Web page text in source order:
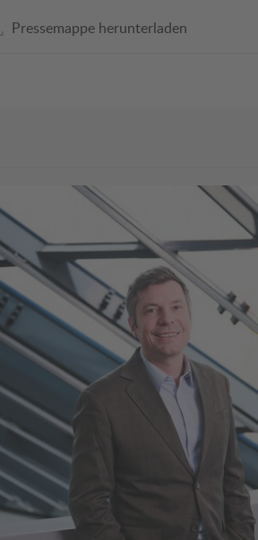
Pressemappe herunterladen